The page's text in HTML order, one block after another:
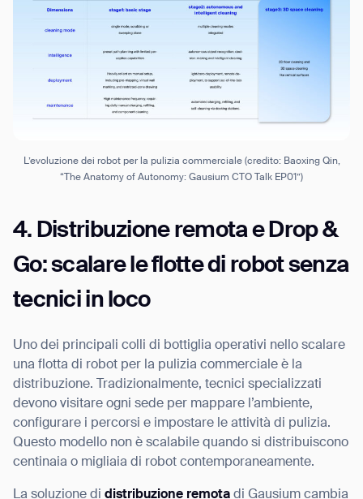
L’evoluzione dei robot per la pulizia commerciale (credito: Baoxing Qin,
“The Anatomy of Autonomy: Gausium CTO Talk EP01”)
4. Distribuzione remota e Drop &
Go: scalare le flotte di robot senza
tecnici in loco
Uno dei principali colli di bottiglia operativi nello scalare
una flotta di robot per la pulizia commerciale è la
distribuzione. Tradizionalmente, tecnici specializzati
devono visitare ogni sede per mappare l’ambiente,
configurare i percorsi e impostare le attività di pulizia.
Questo modello non è scalabile quando si distribuiscono
centinaia o migliaia di robot contemporaneamente.
La soluzione di distribuzione remota di Gausium cambia